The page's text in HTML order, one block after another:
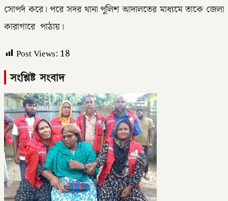
সোপর্দ করে। পরে সদর থানা পুলিশ আদালতের মাধ্যমে তাকে জেলা
কারাগারে পাঠায়।
Post Views: 18
সংশ্লিষ্ট সংবাদ